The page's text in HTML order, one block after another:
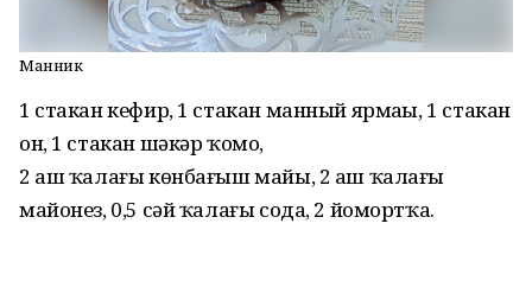
Манник
1 стакан кефир, 1 стакан манный ярмаһы, 1 стакан
он, 1 стакан шәкәр ҡомо,
2 аш ҡалағы көнбағыш майы, 2 аш ҡалағы
майонез, 0,5 сәй ҡалағы сода, 2 йомортҡа.